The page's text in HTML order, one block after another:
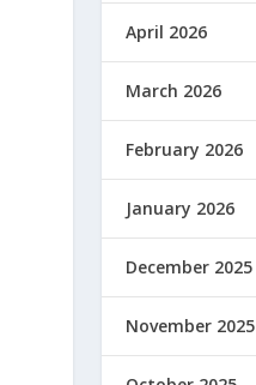
April 2026
March 2026
February 2026
January 2026
December 2025
November 2025